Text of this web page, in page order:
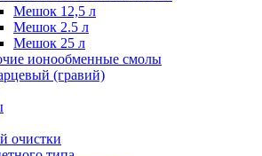
Мешок 12,5 л
Мешок 2.5 л
Мешок 25 л
ионообменные смолы
(гравий)
очистки